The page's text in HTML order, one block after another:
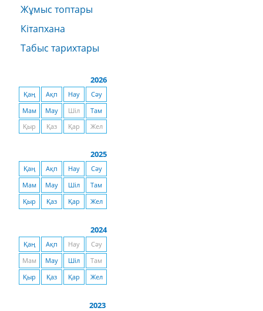
Жұмыс топтары
Кітапхана
Табыс тарихтары
2026
Қаң Ақп Нау
Сәу
Мам
Мау Шіл
Там
Қыр
Қаз Қар Жел
2025
Қаң Ақп Нау
Сәу
Мам
Мау Шіл
Там
Қыр
Қаз Қар Жел
2024
Қаң Ақп Нау
Сәу
Мам
Мау Шіл
Там
Қыр
Қаз Қар Жел
2023